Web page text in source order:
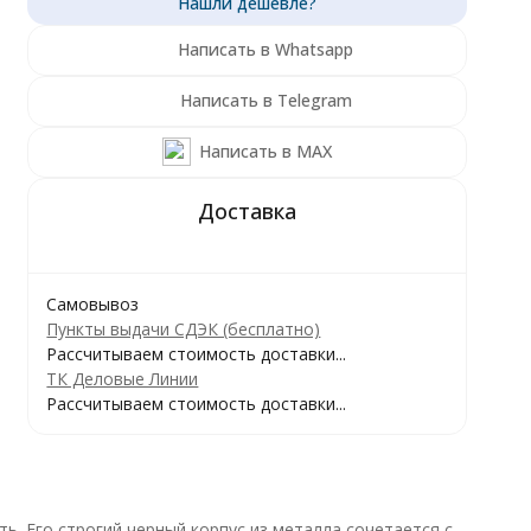
Написать в Whatsapp
Написать в Telegram
Написать в MAX
Самовывоз
Пункты выдачи СДЭК (бесплатно)
Рассчитываем стоимость доставки...
ТК Деловые Линии
Рассчитываем стоимость доставки...